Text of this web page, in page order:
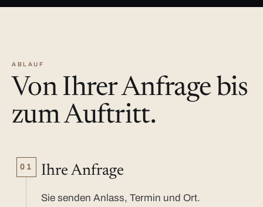
ABLAUF
Von Ihrer Anfrage bis
zum Auftritt.
01 Ihre Anfrage
Sie senden Anlass, Termin und Ort.